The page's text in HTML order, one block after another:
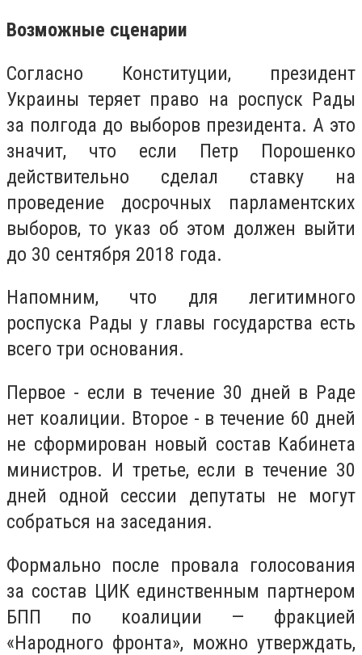
Возможные сценарии
Согласно Конституции, президент
Украины теряет право на роспуск Рады
за полгода до выборов президента. А это
значит, что если Петр Порошенко
действительно сделал ставку на
проведение досрочных парламентских
выборов, то указ об этом должен выйти
до 30 сентября 2018 года.
Напомним, что для легитимного
роспуска Рады у главы государства есть
всего три основания.
Первое - если в течение 30 дней в Раде
нет коалиции. Второе - в течение 60 дней
не сформирован новый состав Кабинета
министров. И третье, если в течение 30
дней одной сессии депутаты не могут
собраться на заседания.
Формально после провала голосования
за состав ЦИК единственным партнером
БПП по коалиции — фракцией
«Народного фронта», можно утверждать,